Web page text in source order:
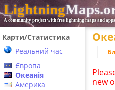
Lightning
A community project with free lightning maps and apps
Карти/Статистика
Реальний час
Європа
Океанія
Америка
new